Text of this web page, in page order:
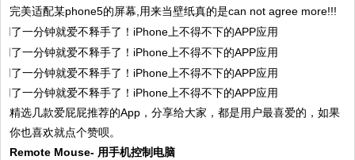
完美适配某phone5的屏幕,用来当壁纸真的是can not agree more!!!
精选几款爱屁屁推荐的App，分享给大家，都是用户最喜爱的，如果
你也喜欢就点个赞呗。
Remote Mouse- 用手机控制电脑